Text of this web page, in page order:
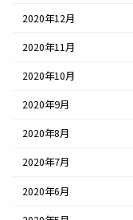
2020年12月
2020年11月
2020年10月
2020年9月
2020年8月
2020年7月
2020年6月